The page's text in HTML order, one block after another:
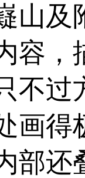
山及
容，
不过
画得
部还